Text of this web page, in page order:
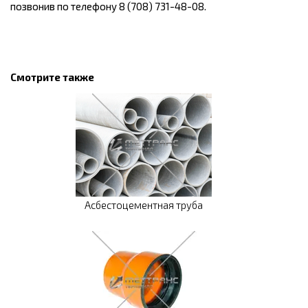
позвонив по телефону 8 (708) 731-48-08.
Смотрите также
Асбестоцементная труба